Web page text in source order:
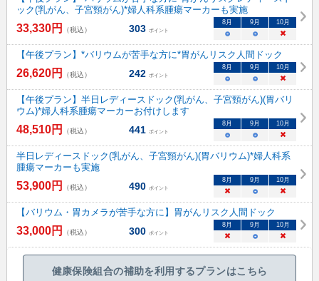
ック(乳がん、子宮頸がん)*婦人科系腫瘍マーカーも実施
33,330円 （税込） 303 ポイント
8 月 9 月 10月
○ ○ ×
【午後プラン】*バリウムが苦手な方に*胃がんリスク人間ドック
26,620円 （税込） 242 ポイント
8 月 9 月 10月
○ ○ ×
【午後プラン】半日レディースドック(乳がん、子宮頸がん)(胃バリ
ウム)*婦人科系腫瘍マーカーお付けします
48,510円 （税込） 441 ポイント
8 月 9 月 10月
○ ○ ×
半日レディースドック(乳がん、子宮頸がん)(胃バリウム)*婦人科系
腫瘍マーカーも実施
53,900円 （税込） 490 ポイント
8 月 9 月 10月
× ○ ×
【バリウム・胃カメラが苦手な方に】胃がんリスク人間ドック
33,000円 （税込） 300 ポイント
8 月 9 月 10月
× ○ ×
健康保険組合の補助を利用するプランはこちら